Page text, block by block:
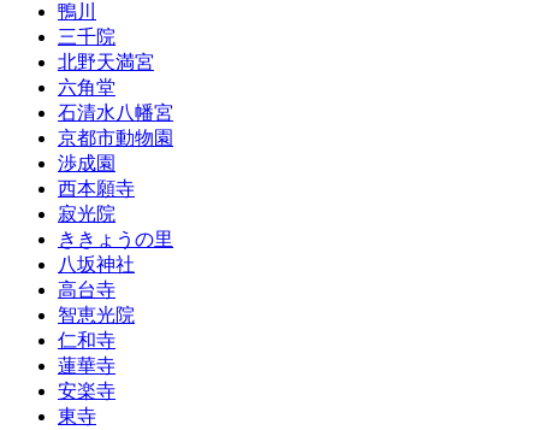
鴨川
三千院
北野天満宮
六角堂
石清水八幡宮
京都市動物園
渉成園
西本願寺
寂光院
ききょうの里
八坂神社
高台寺
智恵光院
仁和寺
蓮華寺
安楽寺
東寺